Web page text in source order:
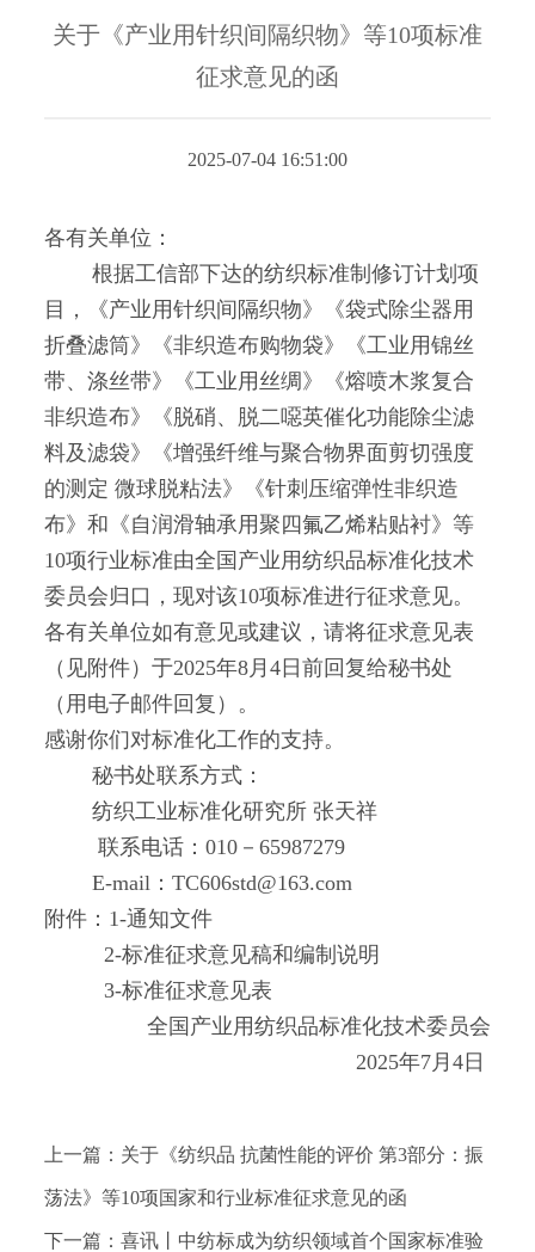
关于《产业用针织间隔织物》等10项标准
征求意见的函
2025-07-04 16:51:00
各有关单位：
根据工信部下达的纺织标准制修订计划项
目，《产业用针织间隔织物》《袋式除尘器用
折叠滤筒》《非织造布购物袋》《工业用锦丝
带、涤丝带》《工业用丝绸》《熔喷木浆复合
非织造布》《脱硝、脱二噁英催化功能除尘滤
料及滤袋》《增强纤维与聚合物界面剪切强度
的测定 微球脱粘法》《针刺压缩弹性非织造
布》和《自润滑轴承用聚四氟乙烯粘贴衬》等
10项行业标准由全国产业用纺织品标准化技术
委员会归口，现对该10项标准进行征求意见。
各有关单位如有意见或建议，请将征求意见表
（见附件）于2025年8月4日前回复给秘书处
（用电子邮件回复）。
感谢你们对标准化工作的支持。
秘书处联系方式：
纺织工业标准化研究所 张天祥
联系电话：010－65987279
E-mail：TC606std@163.com
附件： 1-通知文件
2-标准征求意见稿和编制说明
3-标准征求意见表
全国产业用纺织品标准化技术委员会
2025年7月4日
上一篇：关于《纺织品 抗菌性能的评价 第3部分：振
荡法》等10项国家和行业标准征求意见的函
下一篇：喜讯丨中纺标成为纺织领域首个国家标准验